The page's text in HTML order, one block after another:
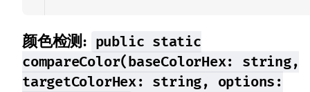
颜色检测: public static
compareColor(baseColorHex: string,
targetColorHex: string, options: